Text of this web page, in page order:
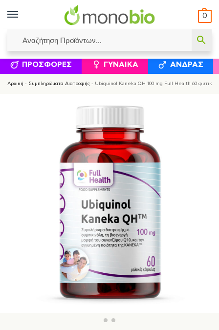
0
ΙΣΟΛΟΓΙΣΜΟΊ ΕΛΕΆΝΝΑ ΧΡΙΣΤΙΝΆΚΗ ΕΠΙΚΟΙΝΩΝΊΑ
ΣΥΜΠΛΗΡΏΜΑΤΑ ΔΙΑΤΡΟΦΉΣ ΦΥΣΙΚΆ
ΠΡΟΣΦΟΡΈΣ ΓΥΝΑΊΚΑ ΆΝΔΡΑΣ
Αρχική - Συμπληρώματα Διατροφής - Ubiquinol Kaneka QH 100 mg Full Health 60 φυτικές